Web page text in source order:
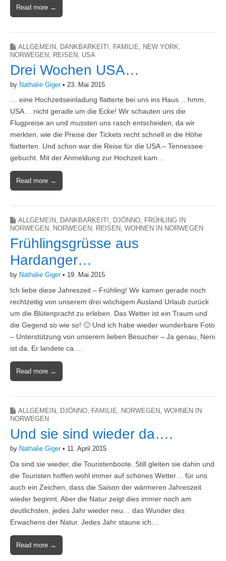
Read more →
ALLGEMEIN DANKBARKEIT! FAMILIE NEW YORK
NORWEGEN REISEN USA
Drei Wochen USA…
by Nathalie Giger• 23. Mai 2015
… eine Hochzeitseinladung flatterte bei uns ins Haus… hmm,
USA… nicht gerade um die Ecke! Wir schauten uns die
Flugpreise an und mussten uns rasch entscheiden, da wir
merkten, wie die Preise der Tickets recht schnell in die Höhe
flatterten. Und schon war die Reise für die USA – Tennessee
gebucht. Mit der Anmeldung zur Hochzeit kam…
Read more →
ALLGEMEIN, DANKBARKEIT!, DJÖNNO, FRÜHLING IN
NORWEGEN, NORWEGEN, REISEN, WOHNEN IN NORWEGEN
Frühlingsgrüsse aus
Hardanger…
by Nathalie Giger• 19. Mai 2015
Ich liebe diese Jahreszeit – Frühling! Wir kamen gerade noch
rechtzeitig von unserem drei wöchigem Ausland Urlaub zurück
um die Blütenpracht zu erleben. Das Wetter ist ein Traum und
die Gegend so wie so! 🙂 Und ich habe wieder wunderbare Foto
– Unterstützung von unserem lieben Besucher – Ja genau, Neni
ist da. Er landete ca.…
Read more →
ALLGEMEIN, DJÖNNO, FAMILIE, NORWEGEN, WOHNEN IN
NORWEGEN
Und sie sind wieder da….
by Nathalie Giger• 11. April 2015
Da sind sie wieder, die Touristenboote. Still gleiten sie dahin und
die Touristen hoffen wohl immer auf schönes Wetter… für uns
auch ein Zeichen, dass die Saison der wärmeren Jahreszeit
wieder beginnt. Aber die Natur zeigt dies immer noch am
deutlichsten, jedes Jahr wieder neu… das Wunder des
Erwachens der Natur. Jedes Jahr staune ich…
Read more →